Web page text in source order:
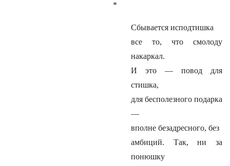
*
Сбывается исподтишка
все то, что смолоду
накаркал.
И это — повод для
стишка,
для бесполезного подарка
—
вполне безадресного, без
амбиций. Так, ни за
понюшку